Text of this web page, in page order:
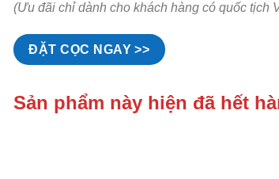
(Ưu đãi chỉ dành cho khách hàng có quốc tịch
ĐẶT CỌC NGAY >>
Sản phẩm này hiện đã hết